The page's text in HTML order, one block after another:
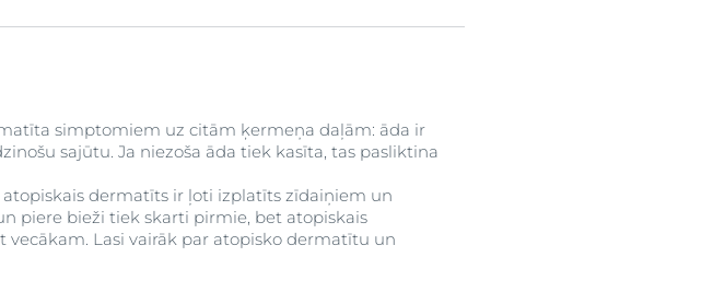
simptomiem uz citām ķermeņa daļām: āda ir
sajūtu. Ja niezoša āda tiek kasīta, tas pasliktina
dermatīts ir ļoti izplatīts zīdaiņiem un
piere bieži tiek skarti pirmie, bet atopiskais
Lasi vairāk par atopisko dermatītu un